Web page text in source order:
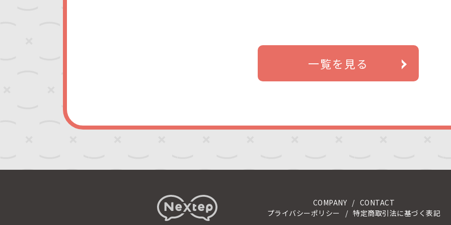
一覧を見る
COMPANY
CONTACT
プライバシーポリシー
特定商取引法に基づく表記